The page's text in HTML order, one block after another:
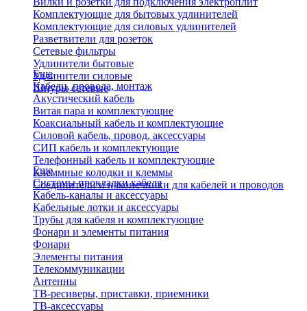
Комплектующие для бытовых удлинителей
Комплектующие для силовых удлинителей
Разветвители для розеток
Сетевые фильтры
Удлинители бытовые
Удлинители силовые
Шнуры сетевые
Еще
Кабели, провода, монтаж
Акустический кабель
Витая пара и комплектующие
Коаксиальный кабель и комплектующие
Силовой кабель, провод, аксессуары
СИП кабель и комплектующие
Телефонный кабель и комплектующие
Клеммные колодки и клеммы
Соединители и наконечники для кабелей и проводов
Еще
Системы прокладки кабеля
Кабель-каналы и аксессуары
Кабельные лотки и аксессуары
Трубы для кабеля и комплектующие
Фонари и элементы питания
Фонари
Элементы питания
Телекоммуникации
Антенны
ТВ-ресиверы, приставки, приемники
ТВ-аксессуары